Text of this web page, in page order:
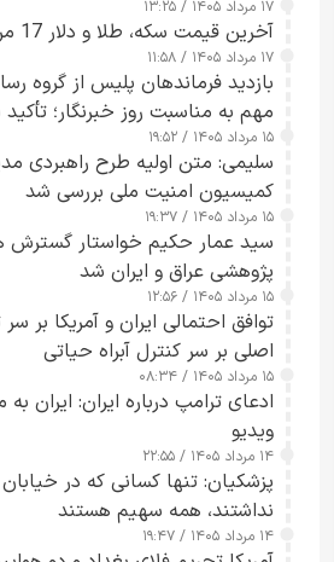
۱۷ مرداد ۱۴۰۵ / ۱۳:۲۵
آخرین قیمت سکه، طلا و دلار 17 مرداد1405
۱۷ مرداد ۱۴۰۵ / ۱۱:۵۸
بازدید فرماندهان پلیس از گروه
مهم به مناسبت روز خبرنگار؛
تقویت امنیت و اعتماد عمومی
۱۵ مرداد ۱۴۰۵ / ۱۹:۵۲
سلیمی: متن اولیه طرح راهبردی
کمیسیون امنیت ملی بررسی شد
۱۵ مرداد ۱۴۰۵ / ۱۹:۳۷
سید عمار حکیم خواستار گسترش
پژوهشی عراق و ایران شد
۱۵ مرداد ۱۴۰۵ / ۱۲:۵۶
توافق احتمالی ایران و آمریکا بر
اصلی بر سر کنترل آبراه حیاتی
۱۵ مرداد ۱۴۰۵ / ۰۸:۳۴
ادعای ترامپ درباره ایران: ایران
ویدیو
۱۴ مرداد ۱۴۰۵ / ۲۲:۵۵
پزشکیان: تنها کسانی که در خیابان
نداشتند، همه سهیم هستند
۱۴ مرداد ۱۴۰۵ / ۱۹:۴۷